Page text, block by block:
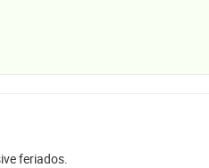
feriados.